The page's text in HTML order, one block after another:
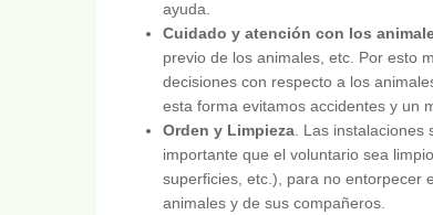
ayuda.
Cuidado y atención con los
previo de los animales, etc. Por esto
decisiones con respecto a los
esta forma evitamos accidentes y un
Orden y Limpieza . Las
importante que el voluntario sea
superficies, etc.), para no entorpecer
animales y de sus compañeros.